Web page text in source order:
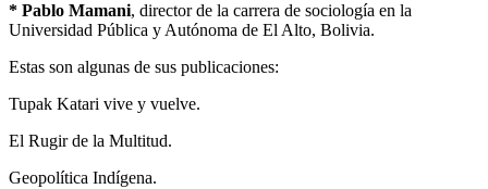
* Pablo Mamani, director de la carrera de sociología en la
Universidad Pública y Autónoma de El Alto, Bolivia.
Estas son algunas de sus publicaciones:
Tupak Katari vive y vuelve.
El Rugir de la Multitud.
Geopolítica Indígena.